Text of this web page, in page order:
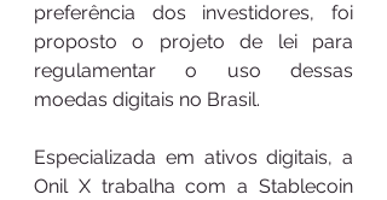
preferência dos investidores, foi
proposto o projeto de lei para
regulamentar o uso dessas
moedas digitais no Brasil.
Especializada em ativos digitais, a
Onil X trabalha com a Stablecoin